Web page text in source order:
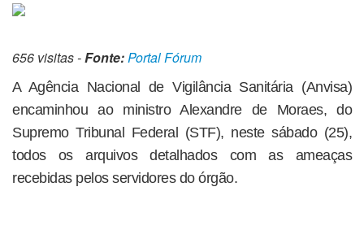
656 visitas -Fonte:Portal Fórum
A Agência Nacional de Vigilância Sanitária (Anvisa)
encaminhou ao ministro Alexandre de Moraes, do
Supremo Tribunal Federal (STF), neste sábado (25),
todos os arquivos detalhados com as ameaças
recebidas pelos servidores do órgão.